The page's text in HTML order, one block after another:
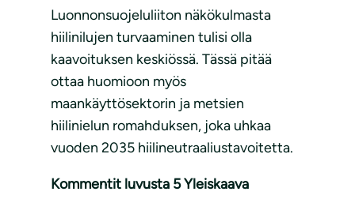
Luonnonsuojeluliiton näkökulmasta
hiilinilujen turvaaminen tulisi olla
kaavoituksen keskiössä. Tässä pitää
ottaa huomioon myös
maankäyttösektorin ja metsien
hiilinielun romahduksen, joka uhkaa
vuoden 2035 hiilineutraaliustavoitetta.
Kommentit luvusta 5 Yleiskaava